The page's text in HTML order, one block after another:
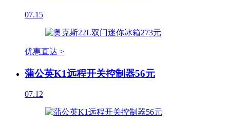
07.15
优惠直达 >
蒲公英K1远程开关控制器56元
07.12